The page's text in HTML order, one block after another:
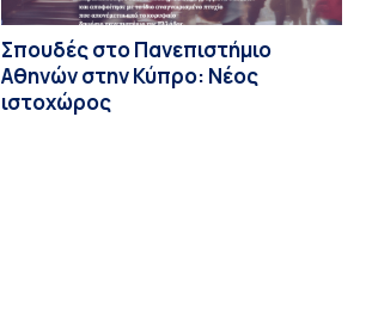
Σπουδές στο Πανεπιστήμιο
Αθηνών στην Κύπρο: Νέος
ιστοχώρος